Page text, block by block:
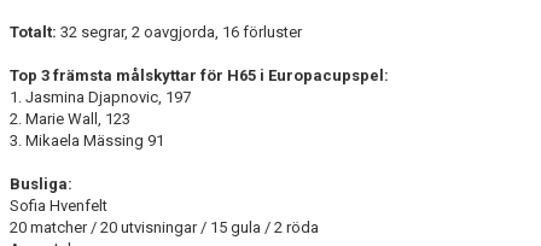
Totalt: 32 segrar, 2 oavgjorda, 16 förluster
Top 3 främsta målskyttar för H65 i Europacupspel:
1. Jasmina Djapnovic, 197
2. Marie Wall, 123
3. Mikaela Mässing 91
Busliga:
Sofia Hvenfelt
20 matcher / 20 utvisningar / 15 gula / 2 röda